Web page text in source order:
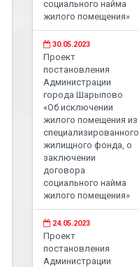
социального найма
жилого помещения»
30.05.2023
Проект
постановления
Администрации
города Шарыпово
«Об исключении
жилого помещения из
специализированного
жилищного фонда, о
заключении
договора
социального найма
жилого помещения»
24.05.2023
Проект
постановления
Администрации